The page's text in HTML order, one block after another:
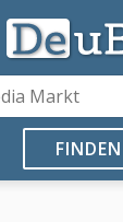
FINDEN